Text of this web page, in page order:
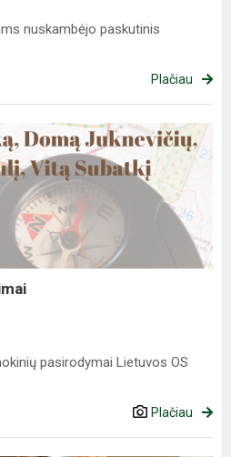
nuskambėjo paskutinis
Plačiau
pasirodymai Lietuvos OS
Plačiau